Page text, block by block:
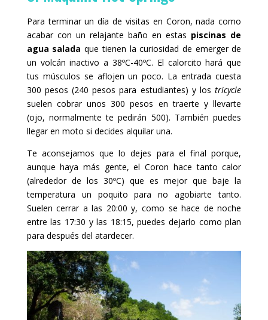
Para terminar un día de visitas en Coron, nada como
acabar con un relajante baño en estas piscinas de
agua salada que tienen la curiosidad de emerger de
un volcán inactivo a 38ºC-40ºC. El calorcito hará que
tus músculos se aflojen un poco. La entrada cuesta
300 pesos (240 pesos para estudiantes) y lostricycle
suelen cobrar unos 300 pesos en traerte y llevarte
(ojo, normalmente te pedirán 500). También puedes
llegar en moto si decides alquilar una.
Te aconsejamos que lo dejes para el final porque,
aunque haya más gente, el Coron hace tanto calor
(alrededor de los 30ºC) que es mejor que baje la
temperatura un poquito para no agobiarte tanto.
Suelen cerrar a las 20:00 y, como se hace de noche
entre las 17:30 y las 18:15, puedes dejarlo como plan
para después del atardecer.